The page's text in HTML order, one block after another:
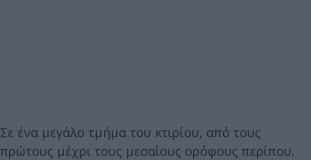
Σε ένα μεγάλο τμήμα του κτιρίου, από τους
πρώτους μέχρι τους μεσαίους ορόφους περίπου,